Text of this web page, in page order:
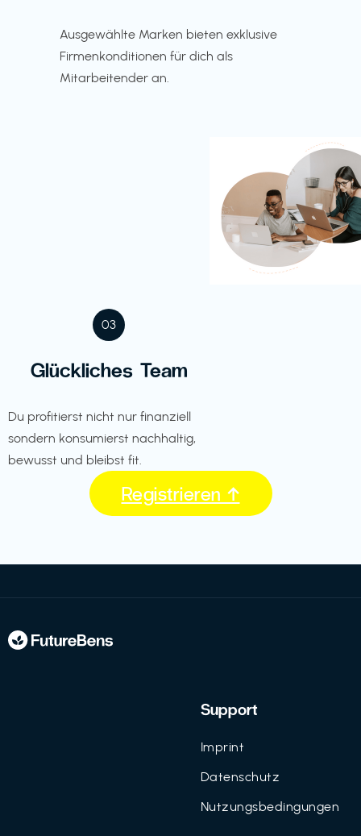
Ausgewählte Marken bieten exklusive
Firmenkonditionen für dich als
Mitarbeitender an.
03
Glückliches Team
Du profitierst nicht nur finanziell
sondern konsumierst nachhaltig,
bewusst und bleibst fit.
Registrieren ↑
Support
Imprint
Datenschutz
Nutzungsbedingungen